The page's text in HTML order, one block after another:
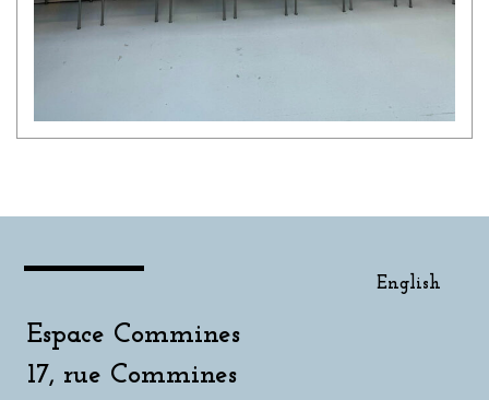
Espace Commines
17, rue Commines
English